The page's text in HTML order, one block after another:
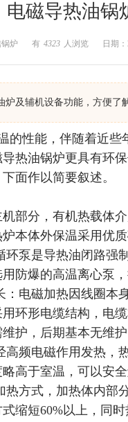
电磁导热油锅
炉 有 4323 人浏览 日期
炉及辅机设备功能，方便了
的性能，伴随着近
热油锅炉更具有环
面作以简要叙述。
部分，有机热载体
本体外保温采用优
泵是导热油闭路强
防爆的高温离心泵，
电磁加热因线圈本
环形电缆结构，电
护，后期基本无维护
高频电磁作用发热，
高于室温，可以安
热方式，加热体内部
缩短60%以上，同